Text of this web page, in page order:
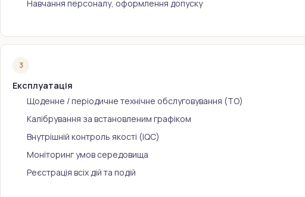
Навчання персоналу, оформлення допуску
3
Експлуатація
Щоденне / періодичне технічне обслуговування (ТО)
Калібрування за встановленим графіком
Внутрішній контроль якості (IQC)
Моніторинг умов середовища
Реєстрація всіх дій та подій